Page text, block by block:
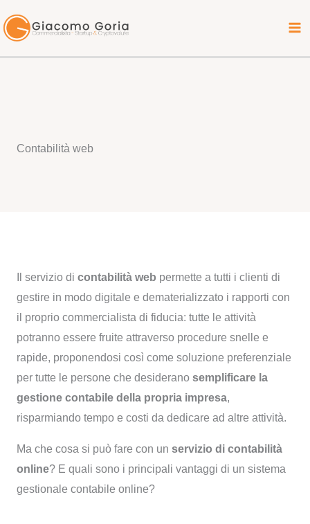
al
Contabilità web
Il servizio di contabilità web permette a tutti i clienti di
gestire in modo digitale e dematerializzato i rapporti con
il proprio commercialista di fiducia: tutte le attività
potranno essere fruite attraverso procedure snelle e
rapide, proponendosi così come soluzione preferenziale
per tutte le persone che desiderano semplificare la
gestione contabile della propria impresa,
risparmiando tempo e costi da dedicare ad altre attività.
Ma che cosa si può fare con un servizio di contabilità
online? E quali sono i principali vantaggi di un sistema
gestionale contabile online?